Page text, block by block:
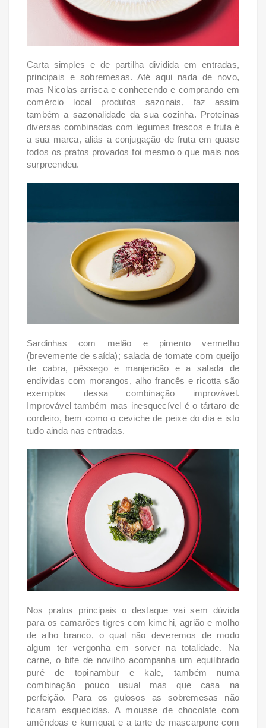
Carta simples e de partilha dividida em entradas,
principais e sobremesas. Até aqui nada de novo,
mas Nicolas arrisca e conhecendo e comprando em
comércio local produtos sazonais, faz assim
também a sazonalidade da sua cozinha. Proteínas
diversas combinadas com legumes frescos e fruta é
a sua marca, aliás a conjugação de fruta em quase
todos os pratos provados foi mesmo o que mais nos
surpreendeu.
Sardinhas com melão e pimento vermelho
(brevemente de saída); salada de tomate com queijo
de cabra, pêssego e manjericão e a salada de
endividas com morangos, alho francês e ricotta são
exemplos dessa combinação improvável.
Improvável também mas inesquecível é o tártaro de
cordeiro, bem como o ceviche de peixe do dia e isto
tudo ainda nas entradas.
Nos pratos principais o destaque vai sem dúvida
para os camarões tigres com kimchi, agrião e molho
de alho branco, o qual não deveremos de modo
algum ter vergonha em sorver na totalidade. Na
carne, o bife de novilho acompanha um equilibrado
puré de topinambur e kale, também numa
combinação pouco usual mas que casa na
perfeição. Para os gulosos as sobremesas não
ficaram esquecidas. A mousse de chocolate com
amêndoas e kumquat e a tarte de mascarpone com